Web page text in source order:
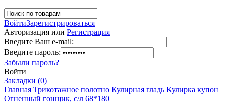
ВойтиЗарегистрироваться
Авторизация или Регистрация
Введите Ваш e-mail:
Введите пароль:
Забыли пароль?
Войти
Закладки (0)
Главная Трикотажное полотно Кулирная гладь Кулирка купон
Огненный гонщик, с/л 68*180